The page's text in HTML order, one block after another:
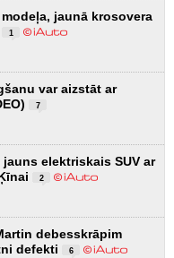
jaunā krosovera
1
var aizstāt ar
7
elektriskais SUV ar
2
debesskrāpim
defekti
6